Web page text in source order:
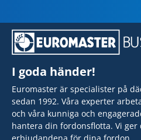
I goda händer!
Euromaster är specialister på
sedan 1992. Våra experter
och våra kunniga och
hantera din fordonsflotta. Vi ger